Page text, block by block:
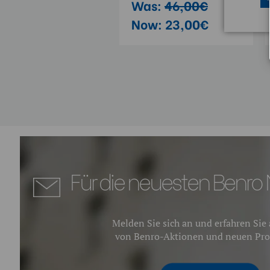
Was: 46,00€
Now: 23,00€
Für die neuesten
Melden Sie sich an und erfahren Sie
von Benro-Aktionen und neuen